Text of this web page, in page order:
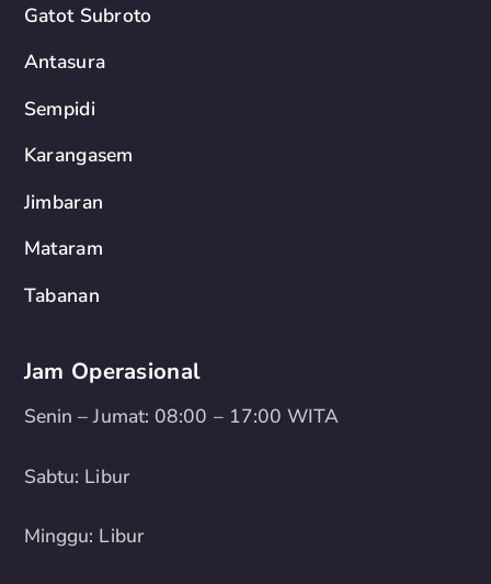
Gatot Subroto
Antasura
Sempidi
Karangasem
Jimbaran
Mataram
Tabanan
Jam Operasional
Senin – Jumat: 08:00 – 17:00 WITA
Sabtu: Libur
Minggu: Libur